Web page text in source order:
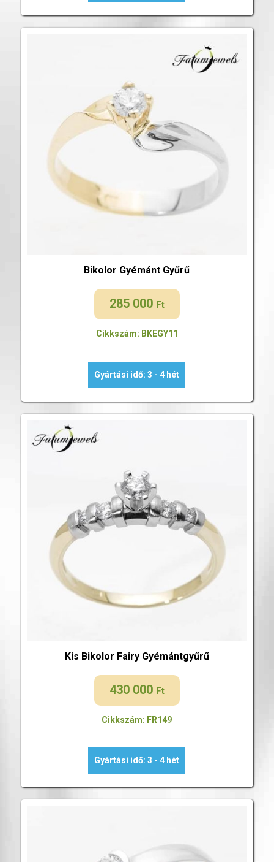
Bikolor Gyémánt Gyűrű
285 000 Ft
Cikkszám: BKEGY11
Gyártási idő: 3 - 4 hét
Kis Bikolor Fairy Gyémántgyűrű
430 000 Ft
Cikkszám: FR149
Gyártási idő: 3 - 4 hét